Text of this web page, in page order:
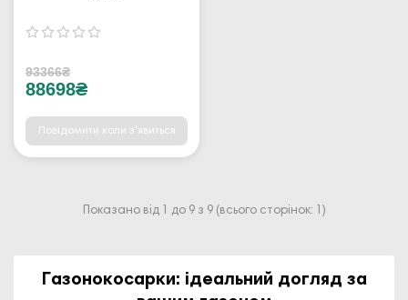
93366₴
88698₴
Повідомити коли з'явиться
Показано від 1 до 9 з 9 (всього сторінок: 1)
Газонокосарки: ідеальний догляд за